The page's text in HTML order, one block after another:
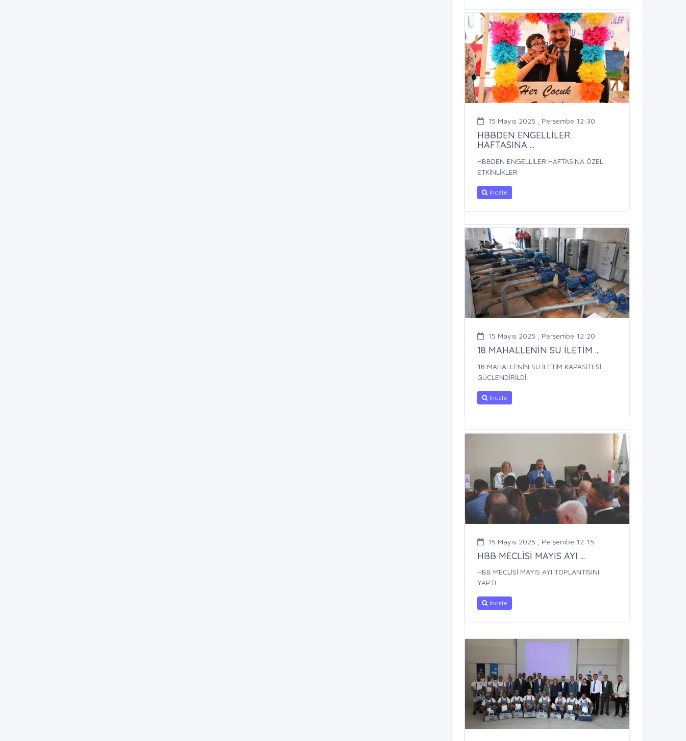
15 Mayıs 2025 , Perşembe 12:30
HBBDEN ENGELLİLER
HAFTASINA ...
HBBDEN ENGELLİLER HAFTASINA ÖZEL
ETKİNLİKLER
İncele
15 Mayıs 2025 , Perşembe 12:20
18 MAHALLENİN SU İLETİM ...
18 MAHALLENİN SU İLETİM KAPASİTESİ
GÜÇLENDİRİLDİ
İncele
15 Mayıs 2025 , Perşembe 12:15
HBB MECLİSİ MAYIS AYI ...
HBB MECLİSİ MAYIS AYI TOPLANTISINI
YAPTI
İncele